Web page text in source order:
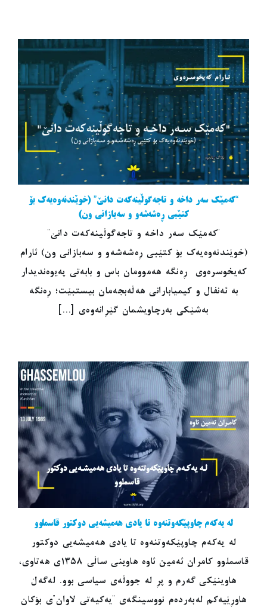
“کەمێک سەر داخە و تاجەگوڵینەکەت دانێ” (خوێندنەوەیەک بۆ
کتێبی ڕەشەشەو و سەبازانی ون)
"کەمێک سەر داخە و تاجەگوڵینەکەت دانێ"
(خوێندنەوەیەک بۆ کتێبی ڕەشەشەو و سەبازانی ون) ئارام
کەیخوسرەوی ڕەنگە هەموومان باس و بابەتی پەیوەندیدار
بە ئەنفال و کیمیابارانی هەڵەبجەمان بیستبێت؛ ڕەنگە
بەشێکی بەرچاویشمان گێڕانەوەی [...]
لە یەکەم چاوپێکەوتنەوە تا یادی هەمیشەیی دوکتور قاسملوو
لە یەکەم چاوپێکەوتنەوە تا یادی هەمیشەیی دوکتور
قاسملوو کامران ئەمین ئاوە هاوینی ساڵی ١٣٥٨ی هەتاوی،
هاوینێکی گەرم و پڕ لە جووڵەی سیاسی بوو. لەگەڵ
هاوڕێیەکم لەبەردەم نووسینگەی "یەکیەتی لاوان"ی بۆکان